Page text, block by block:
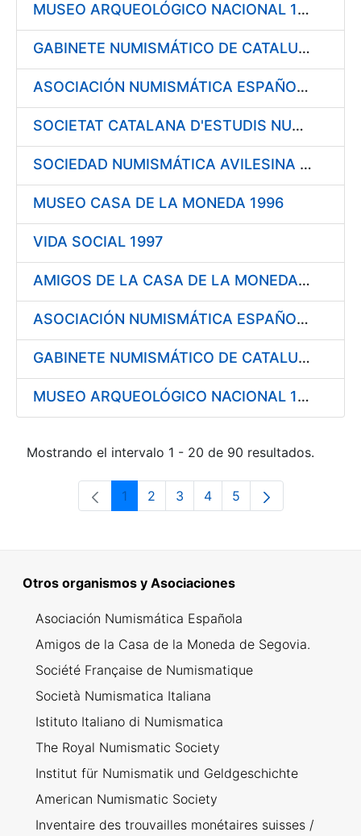
MUSEO ARQUEOLÓGICO NACIONAL 1996
GABINETE NUMISMÁTICO DE CATALUÑA 1996
ASOCIACIÓN NUMISMÁTICA ESPAÑOLA 1996
SOCIETAT CATALANA D'ESTUDIS NUMISMÀTICS (I.E.C.) 1996
SOCIEDAD NUMISMÁTICA AVILESINA 1996
MUSEO CASA DE LA MONEDA 1996
VIDA SOCIAL 1997
AMIGOS DE LA CASA DE LA MONEDA DE SEGOVIA 1997
ASOCIACIÓN NUMISMÁTICA ESPAÑOLA 1997
GABINETE NUMISMÁTICO DE CATALUÑA 1997
MUSEO ARQUEOLÓGICO NACIONAL 1997
Mostrando el intervalo 1 - 20 de 90 resultados.
Página
1 Página
2 Página
3 Página
4 Página
5
Otros organismos y Asociaciones
Asociación Numismática Española
Amigos de la Casa de la Moneda de Segovia.
Société Française de Numismatique
Società Numismatica Italiana
Istituto Italiano di Numismatica
The Royal Numismatic Society
Institut für Numismatik und Geldgeschichte
American Numismatic Society
Inventaire des trouvailles monétaires suisses /